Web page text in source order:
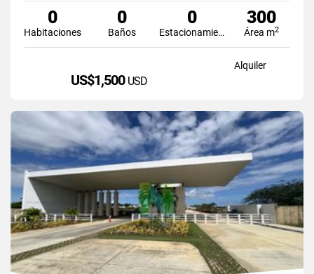
0
Habitaciones
0
Baños
0
Estacionamiento
300
Área m2
Alquiler
US$1,500 USD